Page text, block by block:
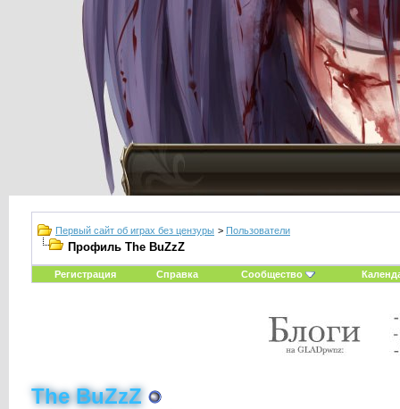
Первый сайт об играх без цензуры > Пользователи
Профиль The BuZzZ
Регистрация Справка Сообщество
The BuZzZ